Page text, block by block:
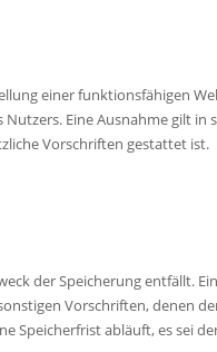
einer funktionsfähigen
Eine Ausnahme gilt in
Vorschriften gestattet ist.
der Speicherung entfällt.
Vorschriften, denen
abläuft, es sei